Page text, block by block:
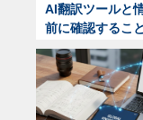
AI翻訳ツールと
前に確認すること